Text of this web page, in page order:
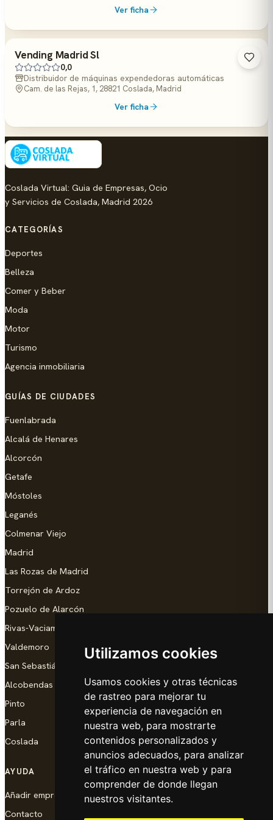
Utilizamos cookies
Usamos cookies y otras técnicas
de rastreo para mejorar tu
experiencia de navegación en
nuestra web, para mostrarte
contenidos personalizados y
anuncios adecuados, para analizar
el tráfico en nuestra web y para
comprender de donde llegan
nuestros visitantes.
Ver ficha
Vending Madrid Sl
0,0
Distribuidor de máquinas expendedoras automáticas
Cam. de las Rejas, 1, 28821 Coslada, Madrid
Ver ficha
Coslada Virtual: Guia de Empresas, Ocio
y Servicios de Coslada, Madrid 2026
CATEGORÍAS
Deportes
Belleza
Comer y Beber
Moda
Motor
Turismo
Agencia inmobiliaria
GUÍAS DE CIUDADES
Fuenlabrada
Alcalá de Henares
Alcorcón
Getafe
Móstoles
Leganés
Colmenar Viejo
Madrid
Las Rozas de Madrid
Torrejón de Ardoz
Pozuelo de Alarcón
Rivas-Vaciamadrid
Valdemoro
San Sebastián de los Reyes
Alcobendas
Pinto
Parla
Coslada
AYUDA
Añadir empresa
Contacto